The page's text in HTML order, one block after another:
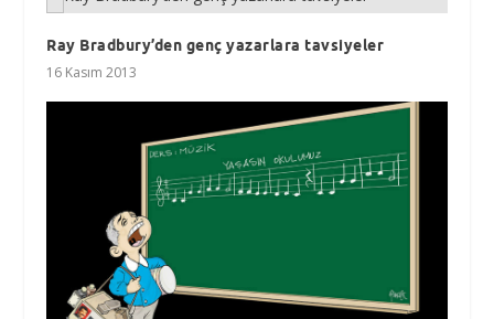
Ray Bradbury’den genç yazarlara tavsiyeler
16 Kasım 2013